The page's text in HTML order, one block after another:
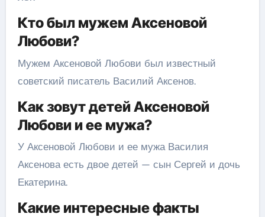
Кто был мужем Аксеновой
Любови?
Мужем Аксеновой Любови был известный
советский писатель Василий Аксенов.
Как зовут детей Аксеновой
Любови и ее мужа?
У Аксеновой Любови и ее мужа Василия
Аксенова есть двое детей — сын Сергей и дочь
Екатерина.
Какие интересные факты